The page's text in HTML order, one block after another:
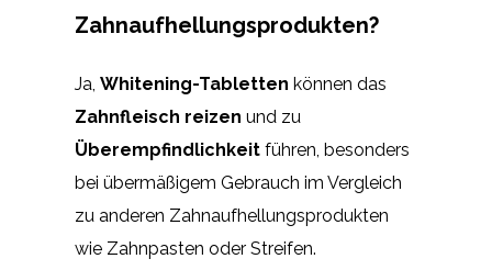
Zahnaufhellungsprodukten?
Ja, Whitening-Tabletten können das
Zahnfleisch reizen und zu
Überempfindlichkeit führen, besonders
bei übermäßigem Gebrauch im Vergleich
zu anderen Zahnaufhellungsprodukten
wie Zahnpasten oder Streifen.